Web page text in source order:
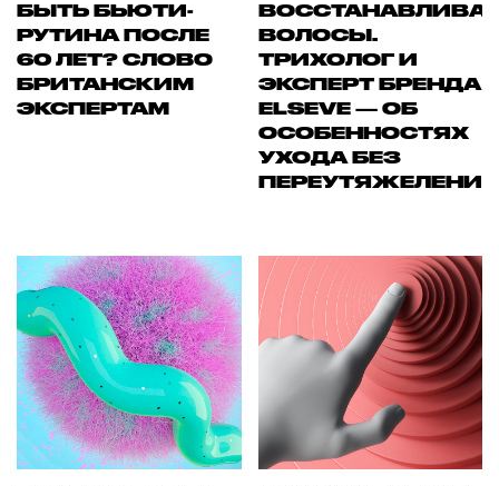
БЫТЬ БЬЮТИ-
РУТИНА ПОСЛЕ
60 ЛЕТ? СЛОВО
БРИТАНСКИМ
ЭКСПЕРТАМ
ВОЛОСЫ.
ТРИХОЛОГ И
ЭКСПЕРТ БРЕНДА
ELSEVE — ОБ
ОСОБЕННОСТЯХ
УХОДА БЕЗ
ПЕРЕУТЯЖЕЛЕНИЯ